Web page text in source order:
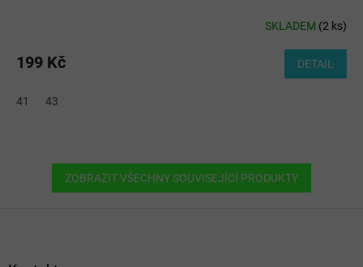
SKLADEM (2 ks)
199 Kč DETAIL
41 43
ZOBRAZIT VŠECHNY SOUVISEJÍCÍ PRODUKTY